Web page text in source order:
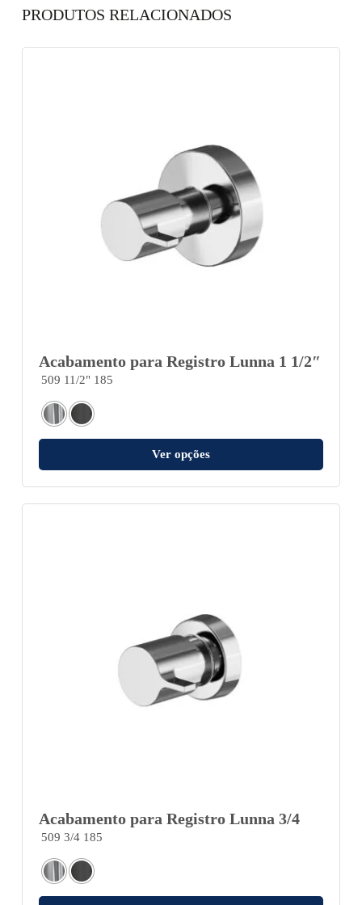
PRODUTOS RELACIONADOS
Acabamento para Registro Lunna 1 1/2″
509 11/2" 185
Ver opções
Acabamento para Registro Lunna 3/4
509 3/4 185